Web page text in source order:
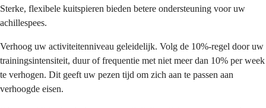
Sterke, flexibele kuitspieren bieden betere ondersteuning voor uw
achillespees.
Verhoog uw activiteitenniveau geleidelijk. Volg de 10%-regel door uw
trainingsintensiteit, duur of frequentie met niet meer dan 10% per week
te verhogen. Dit geeft uw pezen tijd om zich aan te passen aan
verhoogde eisen.